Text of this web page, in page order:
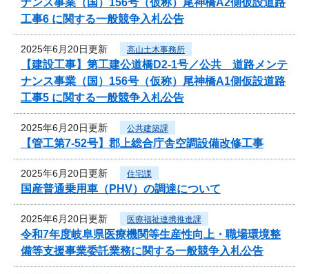
工事6 に関する一般競争入札公告
2025年6月20日更新 高山土木事務所
【建設工事】第工建公道橋D2-1号／公共 道路メンテ
ナンス事業（国）156号（仮称）尾神橋A1側仮設道路
工事5 に関する一般競争入札公告
2025年6月20日更新 公共建築課
【管工第7-52号】郡上総合庁舎空調設備改修工事
2025年6月20日更新 住宅課
国産普通乗用車（PHV）の調達について
2025年6月20日更新 医療福祉連携推進課
令和7年度岐阜県医療機関等生産性向上・職場環境整
備等支援事業委託業務に関する一般競争入札公告